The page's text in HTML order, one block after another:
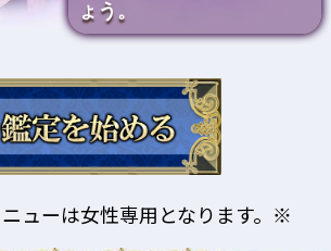
ょう。
ューは女性専用となります。※